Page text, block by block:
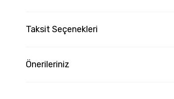
Taksit Seçenekleri
Önerileriniz